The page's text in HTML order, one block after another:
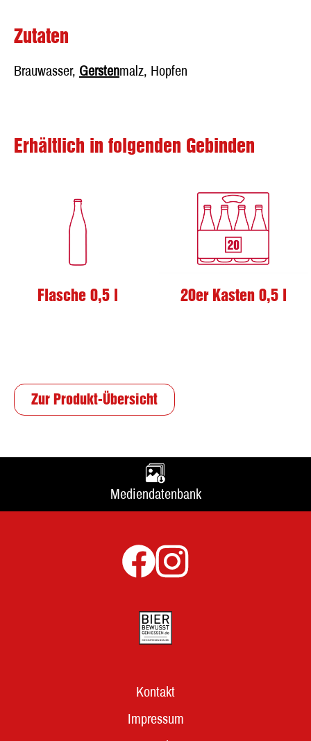
Zutaten
Brauwasser, Gerstenmalz, Hopfen
Erhältlich in folgenden Gebinden
Flasche 0,5 l 20er Kasten 0,5 l
Zur Produkt-Übersicht
Mediendatenbank
Kontakt
Impressum